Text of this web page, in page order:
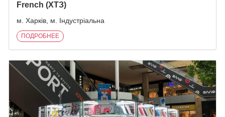
French (ХТЗ)
м. Харків, м. Індустріальна
ПОДРОБНЕЕ